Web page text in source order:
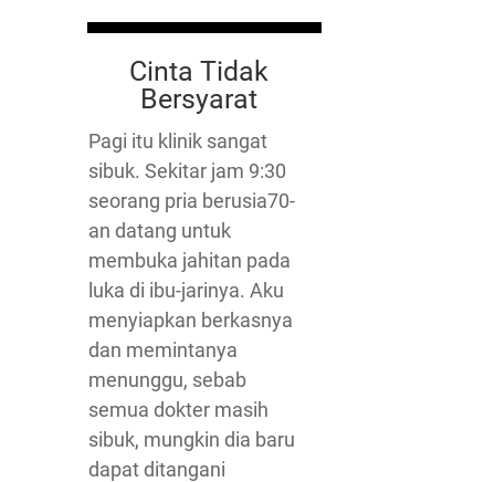
Cinta Tidak
Bersyarat
Pagi itu klinik sangat
sibuk. Sekitar jam 9:30
seorang pria berusia70-
an datang untuk
membuka jahitan pada
luka di ibu-jarinya. Aku
menyiapkan berkasnya
dan memintanya
menunggu, sebab
semua dokter masih
sibuk, mungkin dia baru
dapat ditangani